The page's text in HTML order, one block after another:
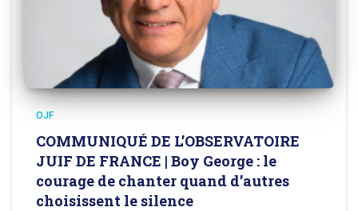
OJF
COMMUNIQUÉ DE L’OBSERVATOIRE
JUIF DE FRANCE | Boy George : le
courage de chanter quand d’autres
choisissent le silence